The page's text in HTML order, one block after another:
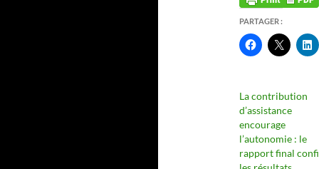
PARTAGER :
La contribution
d’assistance
encourage
l’autonomie : le
rapport final